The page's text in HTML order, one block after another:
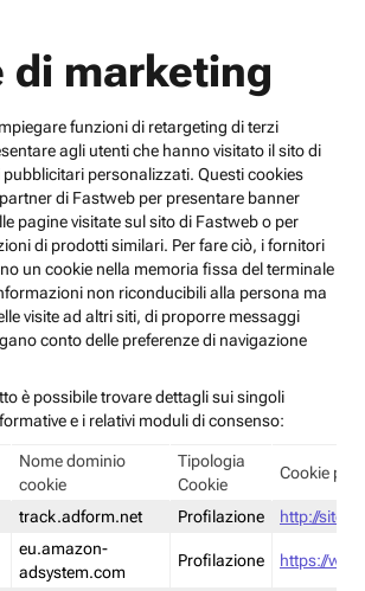
di marketing
funzioni di retargeting di terzi
agli utenti che hanno visitato il sito di
personalizzati. Questi cookies
di Fastweb per presentare banner
pagine visitate sul sito di Fastweb o per
di prodotti similari. Per fare ciò, i fornitori
un cookie nella memoria fissa del terminale
non riconducibili alla persona ma
visite ad altri siti, di proporre messaggi
conto delle preferenze di navigazione
è possibile trovare dettagli sui singoli
e i relativi moduli di consenso:
Nome dominio
cookie
Tipologia
Cookie
Cookie
track.adform.net Profilazione http://
eu.amazon-
adsystem.com
Profilazione https://